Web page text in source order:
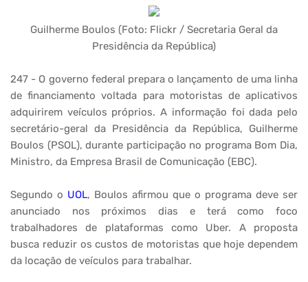
Guilherme Boulos (Foto: Flickr / Secretaria Geral da
Presidência da República)
247 - O governo federal prepara o lançamento de uma linha
de financiamento voltada para motoristas de aplicativos
adquirirem veículos próprios. A informação foi dada pelo
secretário-geral da Presidência da República, Guilherme
Boulos (PSOL), durante participação no programa Bom Dia,
Ministro, da Empresa Brasil de Comunicação (EBC).
Segundo o UOL, Boulos afirmou que o programa deve ser
anunciado nos próximos dias e terá como foco
trabalhadores de plataformas como Uber. A proposta
busca reduzir os custos de motoristas que hoje dependem
da locação de veículos para trabalhar.